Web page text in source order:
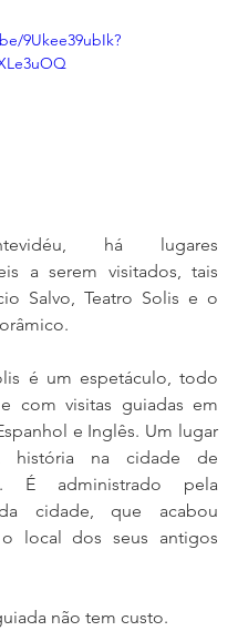
9Ukee39ubIk?
há lugares
a serem visitados, tais
Salvo, Teatro Solis e o
é um espetáculo, todo
com visitas guiadas em
e Inglês. Um lugar
história na cidade de
É administrado pela
cidade, que acabou
local dos seus antigos
não tem custo.